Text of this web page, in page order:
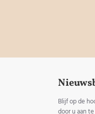
Blijf op de
door u aan